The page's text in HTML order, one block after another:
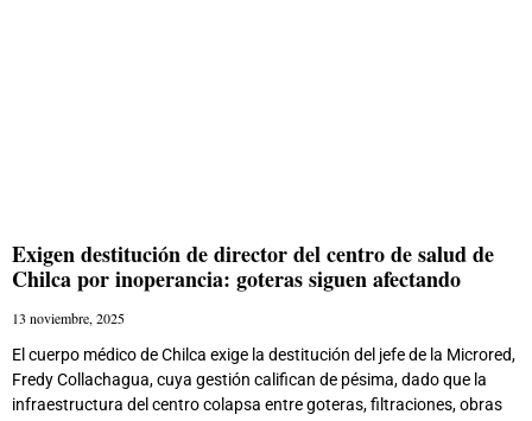
Exigen destitución de director del centro de salud de
Chilca por inoperancia: goteras siguen afectando
13 noviembre, 2025
El cuerpo médico de Chilca exige la destitución del jefe de la Microred,
Fredy Collachagua, cuya gestión califican de pésima, dado que la
infraestructura del centro colapsa entre goteras, filtraciones, obras